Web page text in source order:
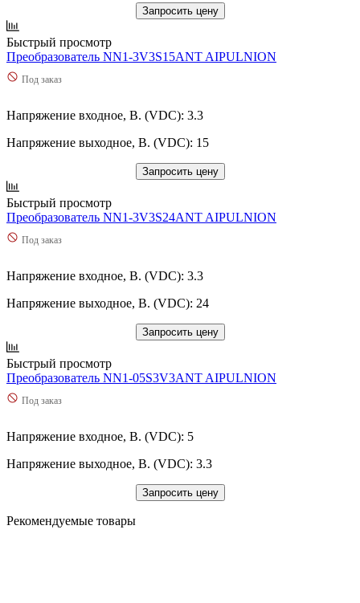
Запросить цену
Быстрый просмотр
Преобразователь NN1-3V3S15ANT AIPULNION
Под заказ
Напряжение входное, В. (VDC): 3.3
Напряжение выходное, В. (VDC): 15
Запросить цену
Быстрый просмотр
Преобразователь NN1-3V3S24ANT AIPULNION
Под заказ
Напряжение входное, В. (VDC): 3.3
Напряжение выходное, В. (VDC): 24
Запросить цену
Быстрый просмотр
Преобразователь NN1-05S3V3ANT AIPULNION
Под заказ
Напряжение входное, В. (VDC): 5
Напряжение выходное, В. (VDC): 3.3
Запросить цену
Рекомендуемые товары